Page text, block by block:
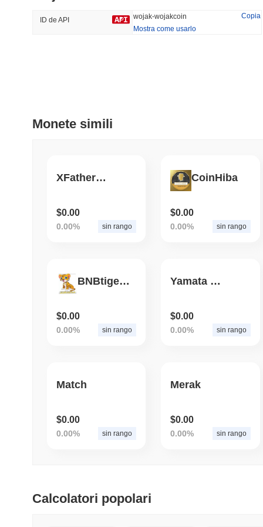
41.34%
-0.31%
ID de API wojak-wojakcoin
Copia
Mostra come usarlo
Monete simili
XFatherBot
$0.00
0.00% sin rango
CoinHiba
$0.00
0.00% sin rango
BNBtiger 2.0
$0.00
0.00% sin rango
Yamata no Orochi
$0.00
0.00% sin rango
Match
$0.00
0.00% sin rango
Merak
$0.00
0.00% sin rango
Calcolatori popolari